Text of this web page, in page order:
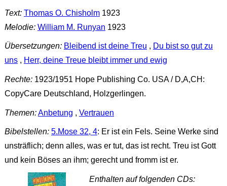
Text: Thomas O. Chisholm1923
Melodie: William M. Runyan 1923
Übersetzungen: Bleibend ist deine Treu , Du bist so gut zu
uns, Herr, deine Treue bleibt immer und ewig
Rechte:1923/1951 Hope Publishing Co. USA / D,A,CH:
CopyCare Deutschland, Holzgerlingen.
Themen:Anbetung , Vertrauen
Bibelstellen: 5.Mose 32, 4: Er ist ein Fels. Seine Werke sind
unsträflich; denn alles, was er tut, das ist recht. Treu ist Gott
und kein Böses an ihm; gerecht und fromm ist er.
Enthalten auf folgenden CDs: